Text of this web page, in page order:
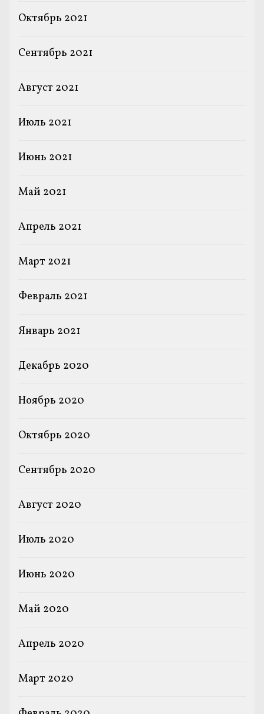
Октябрь 2021
Сентябрь 2021
Август 2021
Июль 2021
Июнь 2021
Май 2021
Апрель 2021
Март 2021
Февраль 2021
Январь 2021
Декабрь 2020
Ноябрь 2020
Октябрь 2020
Сентябрь 2020
Август 2020
Июль 2020
Июнь 2020
Май 2020
Апрель 2020
Март 2020